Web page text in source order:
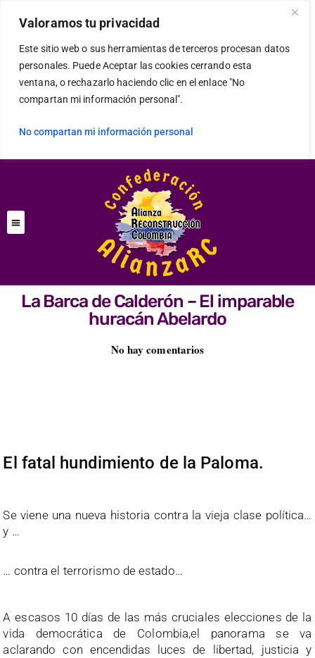
Valoramos tu privacidad
Este sitio web o sus herramientas de terceros procesan datos
personales. Puede Aceptar las cookies cerrando esta
ventana, o rechazarlo haciendo clic en el enlace "No
compartan mi información personal".
No compartan mi información personal
La Barca de Calderón – El imparable
huracán Abelardo
No hay comentarios
El fatal hundimiento de la Paloma.
Se viene una nueva historia contra la vieja clase política…
y …
… contra el terrorismo de estado…
A escasos 10 días de las más cruciales elecciones de la
vida democrática de Colombia,el panorama se va
aclarando con encendidas luces de libertad, justicia y